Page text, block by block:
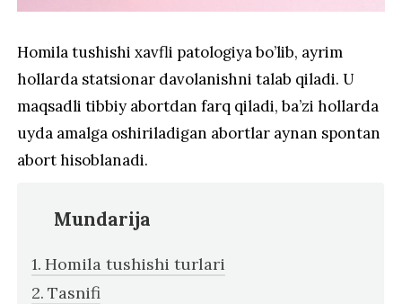
Homila tushishi xavfli patologiya bo’lib, ayrim
hollarda statsionar davolanishni talab qiladi. U
maqsadli tibbiy abortdan farq qiladi, ba’zi hollarda
uyda amalga oshiriladigan abortlar aynan spontan
abort hisoblanadi.
Mundarija
Homila tushishi turlari
Tasnifi